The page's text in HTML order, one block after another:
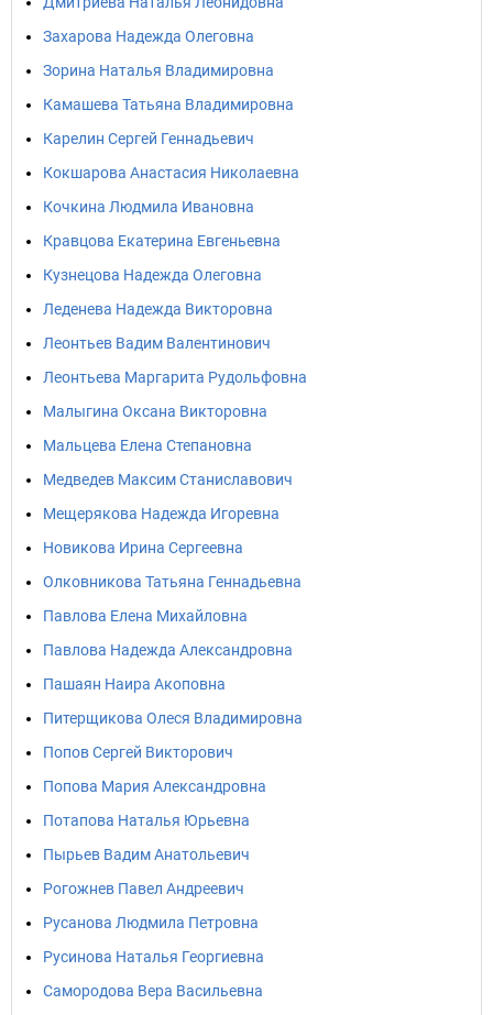
Захарова Надежда Олеговна
Зорина Наталья Владимировна
Камашева Татьяна Владимировна
Карелин Сергей Геннадьевич
Кокшарова Анастасия Николаевна
Кочкина Людмила Ивановна
Кравцова Екатерина Евгеньевна
Кузнецова Надежда Олеговна
Леденева Надежда Викторовна
Леонтьев Вадим Валентинович
Леонтьева Маргарита Рудольфовна
Малыгина Оксана Викторовна
Мальцева Елена Степановна
Медведев Максим Станиславович
Мещерякова Надежда Игоревна
Новикова Ирина Сергеевна
Олковникова Татьяна Геннадьевна
Павлова Елена Михайловна
Павлова Надежда Александровна
Пашаян Наира Акоповна
Питерщикова Олеся Владимировна
Попов Сергей Викторович
Попова Мария Александровна
Потапова Наталья Юрьевна
Пырьев Вадим Анатольевич
Рогожнев Павел Андреевич
Русанова Людмила Петровна
Русинова Наталья Георгиевна
Самородова Вера Васильевна